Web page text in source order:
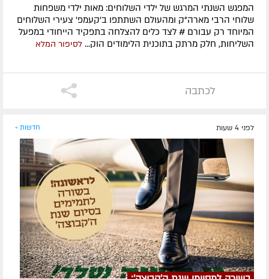
המפגש השנתי המרגש של ילדי השלוחים: מאות ילדי משפחות
שלוחי הרבי מארה"ק ומהעולם השתתפו ב'קעמפ' צעירי השלוחים
המיוחד רק עבורם # לצד כלים להצלחה בתפקיד הייחודי במפעל
השליחות, חלק מרתק בתוכנית הלימודים הוק... לסיפור המלא
לכתבה
לפני 4 שעות חדשות »